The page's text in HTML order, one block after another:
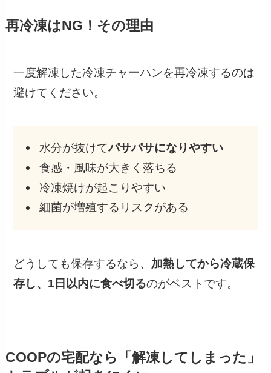
再冷凍はNG！その理由
一度解凍した冷凍チャーハンを再冷凍するのは
避けてください。
水分が抜けてパサパサになりやすい
食感・風味が大きく落ちる
冷凍焼けが起こりやすい
細菌が増殖するリスクがある
どうしても保存するなら、 加熱してから冷蔵保
存し、1日以内に食べ切るのがベストです。
COOPの宅配なら「解凍してしまった」